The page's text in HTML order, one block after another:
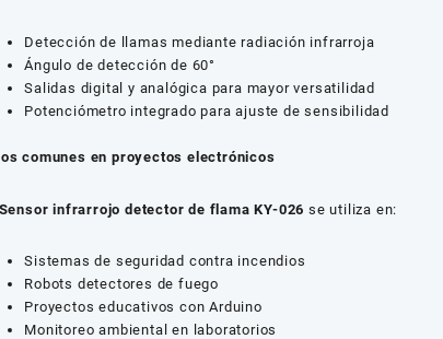
Detección de llamas mediante radiación infrarroja
Ángulo de detección de 60°
Salidas digital y analógica para mayor versatilidad
Potenciómetro integrado para ajuste de sensibilidad
comunes en proyectos electrónicos
Sensor infrarrojo detector de flama KY-026 se utiliza en:
Sistemas de seguridad contra incendios
Robots detectores de fuego
Proyectos educativos con Arduino
Monitoreo ambiental en laboratorios